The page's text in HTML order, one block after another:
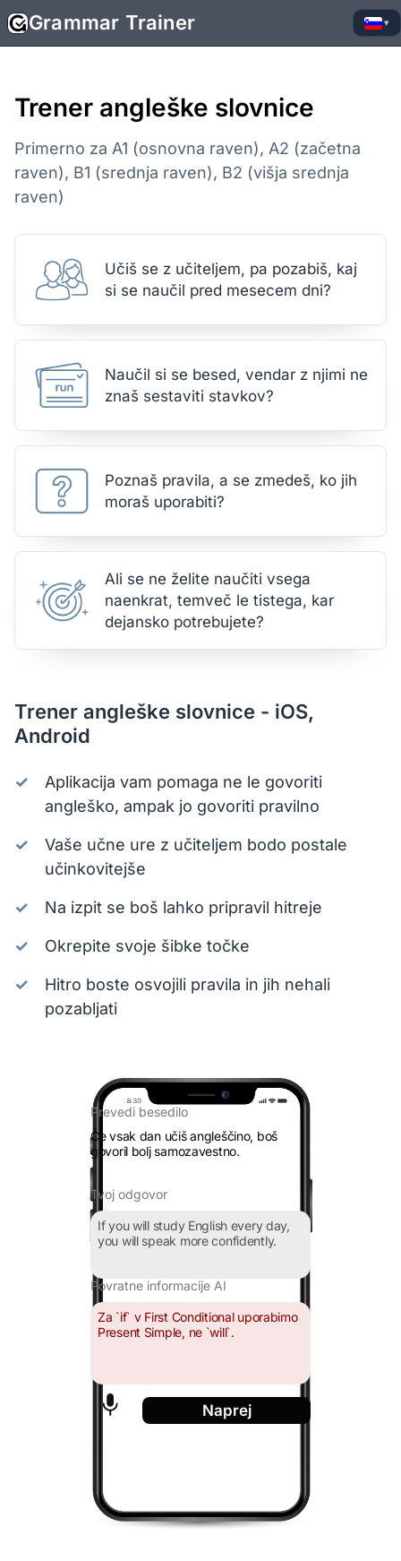
Grammar Trainer ▾
Trener angleške slovnice
Primerno za A1 (osnovna raven), A2 (začetna
raven), B1 (srednja raven), B2 (višja srednja
raven)
Učiš se z učiteljem, pa pozabiš, kaj
si se naučil pred mesecem dni?
Naučil si se besed, vendar z njimi ne
znaš sestaviti stavkov?
Poznaš pravila, a se zmedeš, ko jih
moraš uporabiti?
Ali se ne želite naučiti vsega
naenkrat, temveč le tistega, kar
dejansko potrebujete?
Trener angleške slovnice - iOS,
Android
Aplikacija vam pomaga ne le govoriti
angleško, ampak jo govoriti pravilno
Vaše učne ure z učiteljem bodo postale
učinkovitejše
Na izpit se boš lahko pripravil hitreje
Okrepite svoje šibke točke
Hitro boste osvojili pravila in jih nehali
pozabljati
Prevedi besedilo
Če vsak dan učiš angleščino, boš
govoril bolj samozavestno.
Tvoj odgovor
If you will study English every day,
you will speak more confidently.
Povratne informacije AI
Za `if` v First Conditional uporabimo
Present Simple, ne `will`.
Naprej